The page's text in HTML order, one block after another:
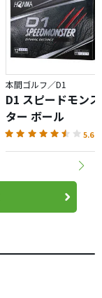
本間ゴルフ／D1
D1 スピードモンス
ター ボール
5.6